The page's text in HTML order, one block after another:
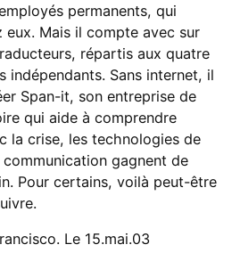
permanents, qui
eux. Mais il compte avec sur
répartis aux quatre
indépendants. Sans internet, il
Span-it, son entreprise de
qui aide à comprendre
la crise, les technologies de
gagnent de
Pour certains, voilà peut-être
Le 15.mai.03